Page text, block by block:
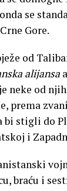
se
Gore.
od
alijansa
neke od
prema
stigli do
i
braću i